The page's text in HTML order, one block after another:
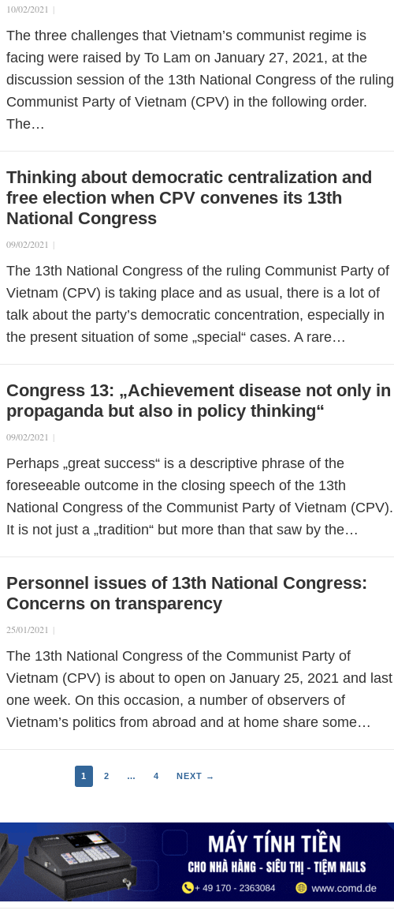
10/02/2021 |
The three challenges that Vietnam’s communist regime is
facing were raised by To Lam on January 27, 2021, at the
discussion session of the 13th National Congress of the ruling
Communist Party of Vietnam (CPV) in the following order.
The…
Thinking about democratic centralization and
free election when CPV convenes its 13th
National Congress
09/02/2021 |
The 13th National Congress of the ruling Communist Party of
Vietnam (CPV) is taking place and as usual, there is a lot of
talk about the party’s democratic concentration, especially in
the present situation of some „special“ cases. A rare…
Congress 13: „Achievement disease not only in
propaganda but also in policy thinking“
09/02/2021 |
Perhaps „great success“ is a descriptive phrase of the
foreseeable outcome in the closing speech of the 13th
National Congress of the Communist Party of Vietnam (CPV).
It is not just a „tradition“ but more than that saw by the…
Personnel issues of 13th National Congress:
Concerns on transparency
25/01/2021 |
The 13th National Congress of the Communist Party of
Vietnam (CPV) is about to open on January 25, 2021 and last
one week. On this occasion, a number of observers of
Vietnam’s politics from abroad and at home share some…
1 2 … 4 NEXT →